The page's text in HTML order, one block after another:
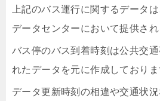
上記のバス運行に関するデータ
データセンターにおいて提供され
バス停のバス到着時刻は公共交
れたデータを元に作成しておりま
データ更新時刻の相違や交通状